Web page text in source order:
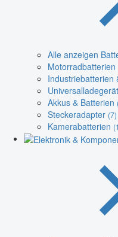
Alle anzeigen
Motorradbatterien
Industriebatterien
Akkus & Batterien
Steckeradapter (7)
Kamerabatterien